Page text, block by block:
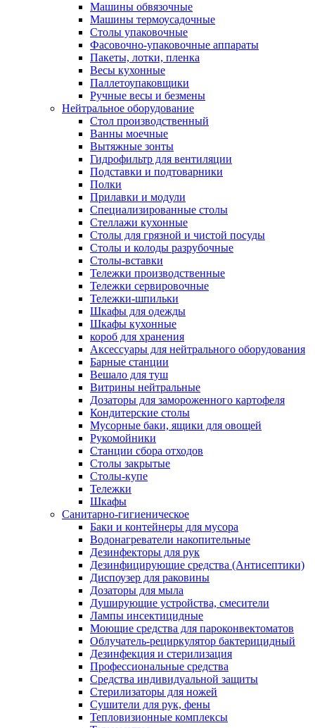
Машины обвязочные
Машины термоусадочные
Столы упаковочные
Фасовочно-упаковочные аппараты
Пакеты, лотки, пленка
Весы кухонные
Паллетоупаковщики
Ручные весы и безмены
Нейтральное оборудование
Cтол производственный
Ванны моечные
Вытяжные зонты
Гидрофильтр для вентиляции
Подставки и подтоварники
Полки
Прилавки и модули
Специализированные столы
Стеллажи кухонные
Столы для грязной и чистой посуды
Столы и колоды разрубочные
Столы-вставки
Тележки производственные
Тележки сервировочные
Тележки-шпильки
Шкафы для одежды
Шкафы кухонные
короб для хранения
Аксессуары для нейтрального оборудования
Барные станции
Вешало для туш
Витрины нейтральные
Дозаторы для замороженного картофеля
Кондитерские столы
Мусорные баки, ящики для овощей
Рукомойники
Станции сбора отходов
Столы закрытые
Столы-купе
Тележки
Шкафы
Санитарно-гигиеническое
Баки и контейнеры для мусора
Водонагреватели накопительные
Дезинфекторы для рук
Дезинфицирующие средства (Антисептики)
Диспоузер для раковины
Дозаторы для мыла
Душирующие устройства, смесители
Лампы инсектицидные
Моющие средства для пароконвектоматов
Облучатель-рециркулятор бактерицидный
Дезинфекция и стерилизация
Профессиональные средства
Средства индивидуальной защиты
Стерилизаторы для ножей
Сушители для рук, фены
Тепловизионные комплексы